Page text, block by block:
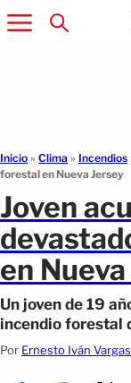
Inicio » Clima » Incendios
forestal en Nueva Jersey
Joven
en
Un joven de 19
incendio forestal
arrasó más de
Por Ernesto Iván